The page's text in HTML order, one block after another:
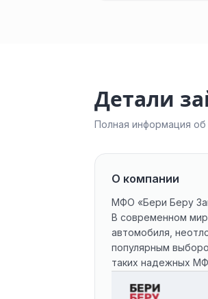
Детали
Полная информация
О компании
МФО «Бери Беру
В современном
автомобиля,
популярным
таких надежных